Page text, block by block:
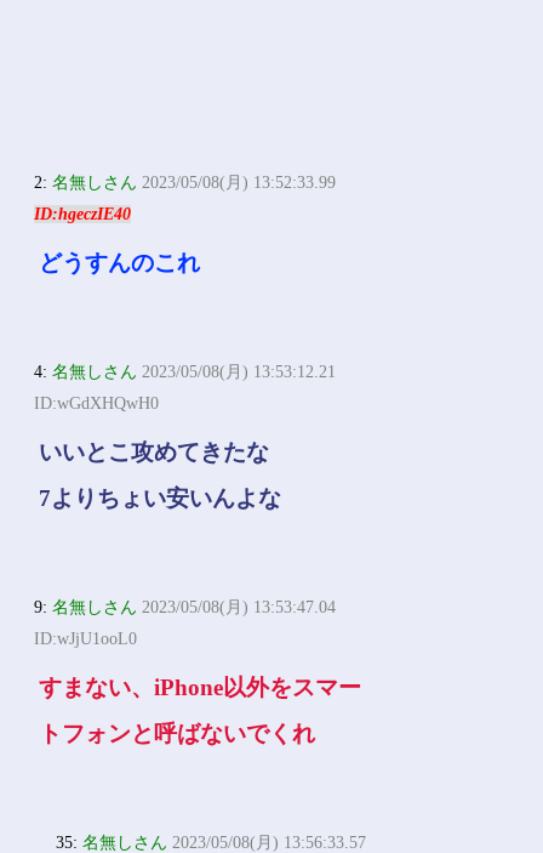
2:名無しさん 2023/05/08(月) 13:52:33.99
ID:hgeczIE40
どうすんのこれ
4:名無しさん 2023/05/08(月) 13:53:12.21
ID:wGdXHQwH0
いいとこ攻めてきたな
7よりちょい安いんよな
9:名無しさん 2023/05/08(月) 13:53:47.04
ID:wJjU1ooL0
すまない、iPhone以外をスマー
トフォンと呼ばないでくれ
35:名無しさん 2023/05/08(月) 13:56:33.57